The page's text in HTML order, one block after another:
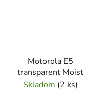
Motorola E5
transparent Moist
Skladom (2 ks)